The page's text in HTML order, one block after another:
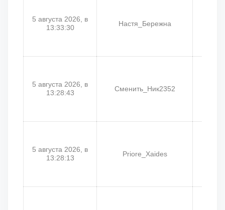
5 августа 2026, в
13:33:30
Настя_Бережна
5 августа 2026, в
13:28:43
Сменить_Ник2352
5 августа 2026, в
13:28:13
Priore_Xaides